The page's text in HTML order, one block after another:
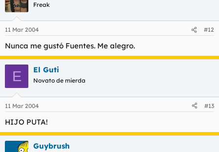
Freak
11 Mar 2004 #12
Nunca me gustó Fuentes. Me alegro.
E El Guti
Novato de mierda
11 Mar 2004 #13
HIJO PUTA!
Guybrush